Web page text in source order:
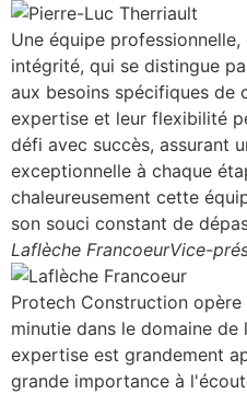
Une équipe
intégrité, qui se distingue
aux besoins spécifiques de
expertise et leur flexibilité
défi avec succès, assurant
exceptionnelle à chaque
chaleureusement cette
son souci constant de
Laflèche FrancoeurVice-
Protech Construction
minutie dans le domaine
expertise est grandement
grande importance à